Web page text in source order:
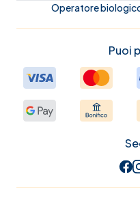
Operatore
Puoi